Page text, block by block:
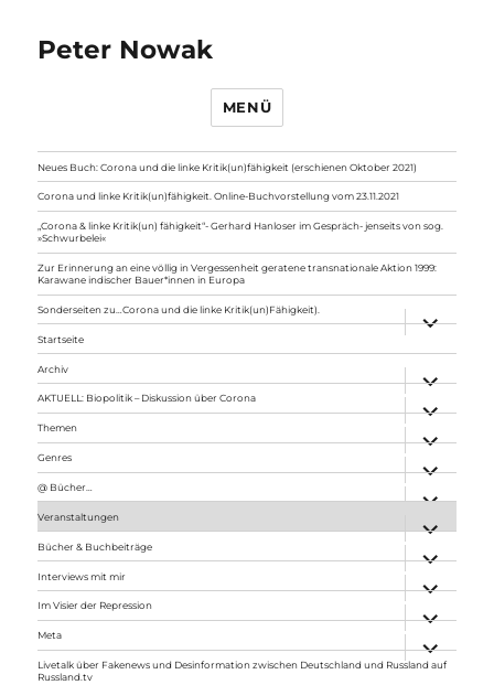
Peter Nowak
MENÜ
Neues Buch: Corona und die linke Kritik(un)fähigkeit (erschienen Oktober 2021)
Corona und linke Kritik(un)fähigkeit. Online-Buchvorstellung vom 23.11.2021
„Corona & linke Kritik(un) fähigkeit“- Gerhard Hanloser im Gespräch- jenseits von sog.
»Schwurbelei«
Zur Erinnerung an eine völlig in Vergessenheit geratene transnationale Aktion 1999:
Karawane indischer Bauer*innen in Europa
Sonderseiten zu…Corona und die linke Kritik(un)Fähigkeit).
anzeigen
Startseite
Archiv
anzeigen
AKTUELL: Biopolitik – Diskussion über Corona
anzeigen
Themen
anzeigen
Genres
anzeigen
@ Bücher…
Veranstaltungen
anzeigen
Bücher & Buchbeiträge
anzeigen
Interviews mit mir
anzeigen
Im Visier der Repression
anzeigen
Meta
anzeigen
Livetalk über Fakenews und Desinformation zwischen Deutschland und Russland auf
Russland.tv